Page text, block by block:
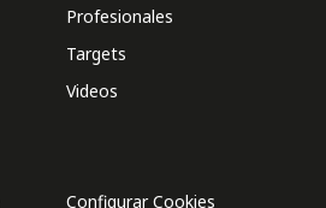
Profesionales
Targets
Videos
Configurar Cookies